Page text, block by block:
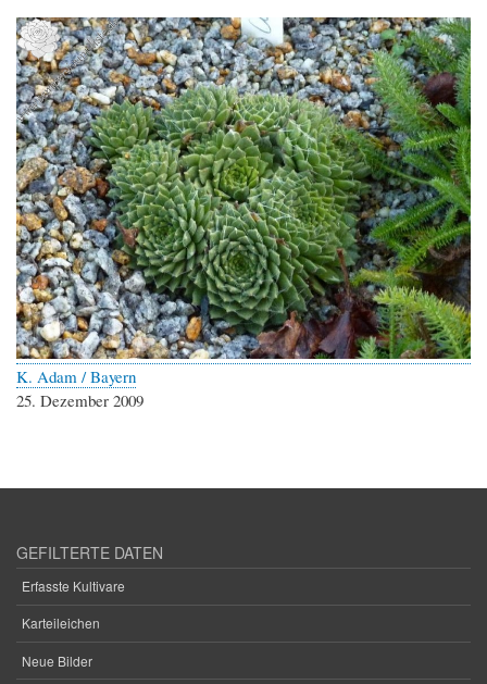
K. Adam / Bayern
25. Dezember 2009
GEFILTERTE DATEN
Erfasste Kultivare
Karteileichen
Neue Bilder